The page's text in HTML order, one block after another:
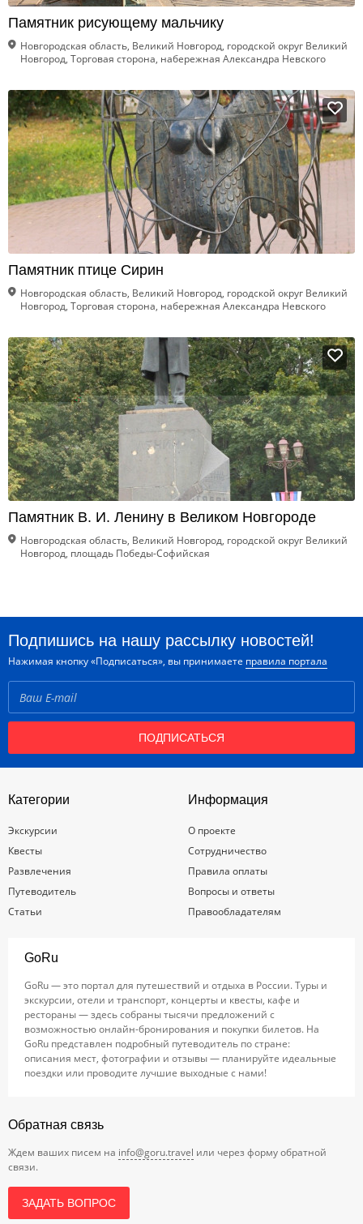
Памятник рисующему мальчику
Новгородская область, Великий Новгород, городской округ Великий
Новгород, Торговая сторона, набережная Александра Невского
Памятник птице Сирин
Новгородская область, Великий Новгород, городской округ Великий
Новгород, Торговая сторона, набережная Александра Невского
Памятник В. И. Ленину в Великом Новгороде
Новгородская область, Великий Новгород, городской округ Великий
Новгород, площадь Победы-Софийская
Подпишись на нашу рассылку новостей!
Нажимая кнопку «Подписаться», вы принимаете правила портала
ПОДПИСАТЬСЯ
Категории
Экскурсии
Квесты
Развлечения
Путеводитель
Статьи
Информация
О проекте
Сотрудничество
Правила оплаты
Вопросы и ответы
Правообладателям
GoRu
GoRu — это портал для путешествий и отдыха в России. Туры и
экскурсии, отели и транспорт, концерты и квесты, кафе и
рестораны — здесь собраны тысячи предложений с
возможностью онлайн-бронирования и покупки билетов. На
GoRu представлен подробный путеводитель по стране:
описания мест, фотографии и отзывы — планируйте идеальные
поездки или проводите лучшие выходные с нами!
Обратная связь
Ждем ваших писем на info@goru.travel или через форму обратной
связи.
ЗАДАТЬ ВОПРОС